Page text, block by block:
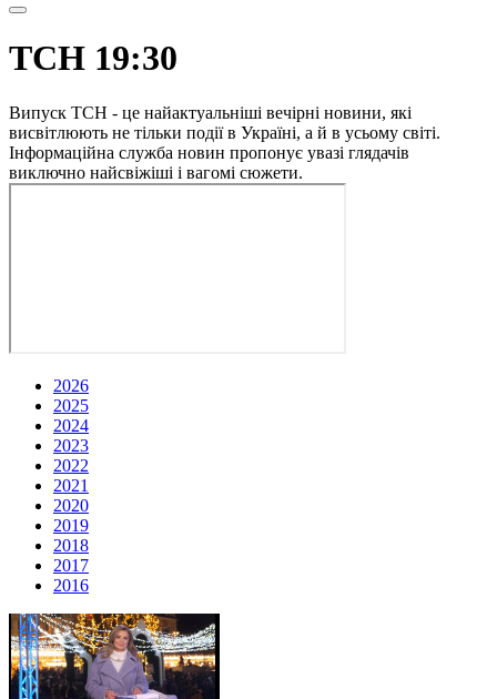
ТСН 19:30
Випуск ТСН - це найактуальніші вечірні новини, які
висвітлюють не тільки події в Україні, а й в усьому світі.
Інформаційна служба новин пропонує увазі глядачів
виключно найсвіжіші і вагомі сюжети.
2026
2025
2024
2023
2022
2021
2020
2019
2018
2017
2016